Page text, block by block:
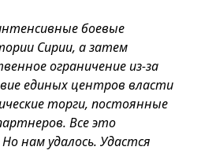
боевые
Сирии, а затем
ограничение из-за
единых центров власти
торги, постоянные
Все это
нам удалось. Удастся